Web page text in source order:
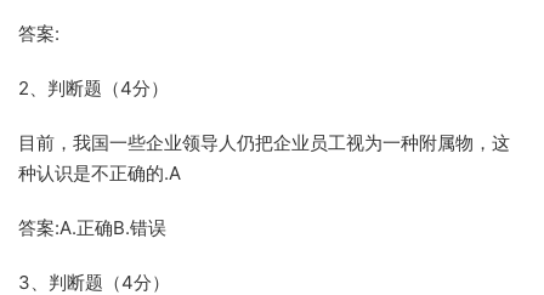
答案:
2、判断题（4分）
目前，我国一些企业领导人仍把企业员工视为一种附属物，这
种认识是不正确的.A
答案:A.正确B.错误
3、判断题（4分）